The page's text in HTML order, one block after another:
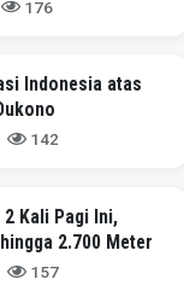
176
Indonesia atas
142
Kali Pagi Ini,
2.700 Meter
157